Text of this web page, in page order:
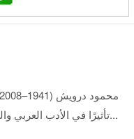
تأثيرًا في الأدب العربي والعالمي. ارتبط اسمه بالشعر الوطني والإنساني، وتميزت قصائده بعمقها اللغوي والفلسفي، إذ...